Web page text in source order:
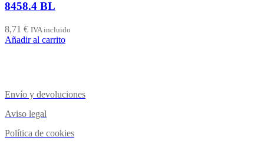
8458.4 BL
8,71 € IVA incluido
Añadir al carrito
Envío y devoluciones
Aviso legal
Política de cookies